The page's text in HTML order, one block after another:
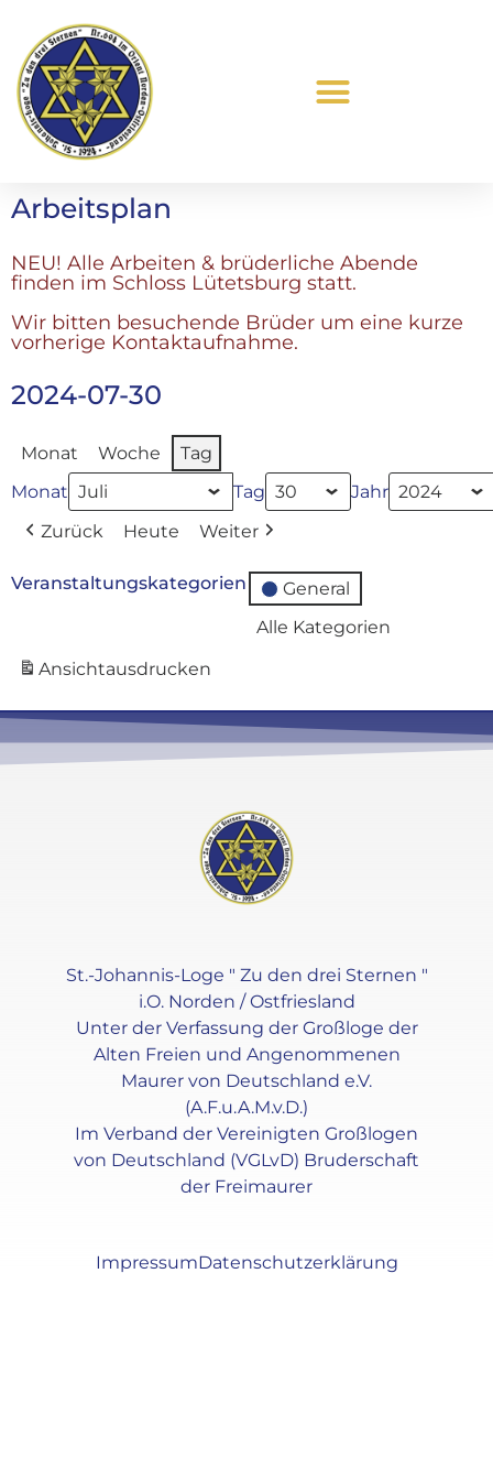
Arbeitsplan
NEU! Alle Arbeiten & brüderliche Abende
finden im Schloss Lütetsburg statt.
Wir bitten besuchende Brüder um eine kurze
vorherige Kontaktaufnahme.
2024-07-30
Monat Woche
Tag
Monat
Tag
Jahr
Zurück
Heute Weiter
Veranstaltungskategorien
General
Alle Kategorien
Ansichtausdrucken
St.-Johannis-Loge " Zu den drei Sternen "
i.O. Norden / Ostfriesland
Unter der Verfassung der Großloge der
Alten Freien und Angenommenen
Maurer von Deutschland e.V.
(A.F.u.A.M.v.D.)
Im Verband der Vereinigten Großlogen
von Deutschland (VGLvD) Bruderschaft
der Freimaurer
ImpressumDatenschutzerklärung